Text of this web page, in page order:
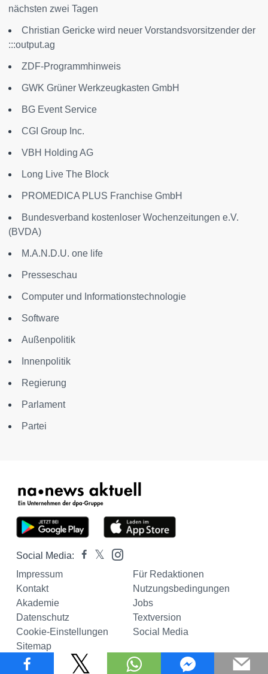
nächsten zwei Tagen
Christian Gericke wird neuer Vorstandsvorsitzender der
:::output.ag
ZDF-Programmhinweis
GWK Grüner Werkzeugkasten GmbH
BG Event Service
CGI Group Inc.
VBH Holding AG
Long Live The Block
PROMEDICA PLUS Franchise GmbH
Bundesverband kostenloser Wochenzeitungen e.V.
(BVDA)
M.A.N.D.U. one life
Presseschau
Computer und Informationstechnologie
Software
Außenpolitik
Innenpolitik
Regierung
Parlament
Partei
Social Media:
Impressum
Für Redaktionen
Kontakt
Nutzungsbedingungen
Akademie
Jobs
Datenschutz
Textversion
Cookie-Einstellungen
Social Media
Sitemap